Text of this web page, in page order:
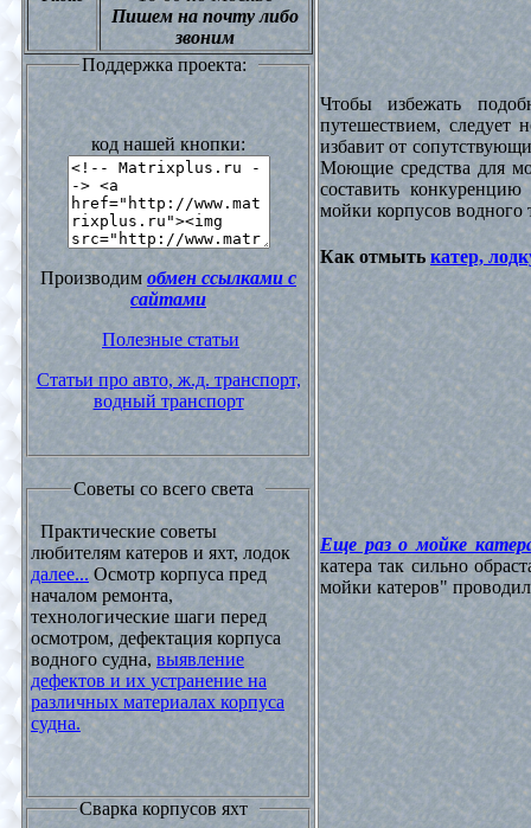
Пишем на почту либо
звоним
Поддержка проекта:
код нашей кнопки:
Производим обмен ссылками с
сайтами
Полезные статьи
Статьи про авто, ж.д. транспорт,
водный транспорт
Советы со всего света
Практические советы
любителям катеров и яхт, лодок
далее... Осмотр корпуса пред
началом ремонта,
технологические шаги перед
осмотром, дефектация корпуса
водного судна, выявление
дефектов и их устранение на
различных материалах корпуса
судна.
Сварка корпусов яхт
Чтобы избежать
путешествием, следует
избавит от
Моющие средства для
составить
мойки корпусов водного
Как отмыть катер,
Еще раз о мойке
катера так сильно
мойки катеров"